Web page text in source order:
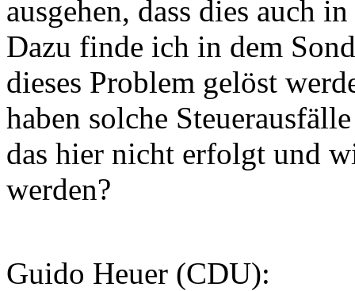
ausgehen, dass dies auch
Dazu finde ich in dem
dieses Problem gelöst
haben solche
das hier nicht erfolgt und
werden?
Guido Heuer (CDU):